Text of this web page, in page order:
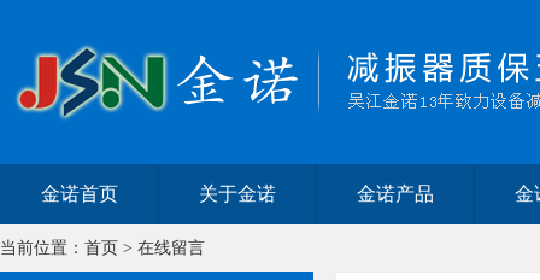
金诺首页 关于金诺 金诺产品 金
当前位置： 首页 > 在线留言